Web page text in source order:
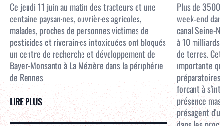
Ce jeudi 11 juin au matin des tracteurs et une
centaine paysan·nes, ouvrièr·es agricoles,
malades, proches de personnes victimes de
pesticides et riverain·es intoxiquées ont bloqués
un centre de recherche et développement de
Bayer-Monsanto à La Mézière dans la périphérie
de Rennes
LIRE PLUS
Plus de
week-end
canal Seine-
à 10
de terres.
importante
forcant à
présence
présagent